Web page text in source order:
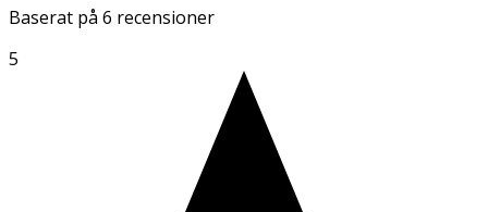
Baserat på 6 recensioner
5